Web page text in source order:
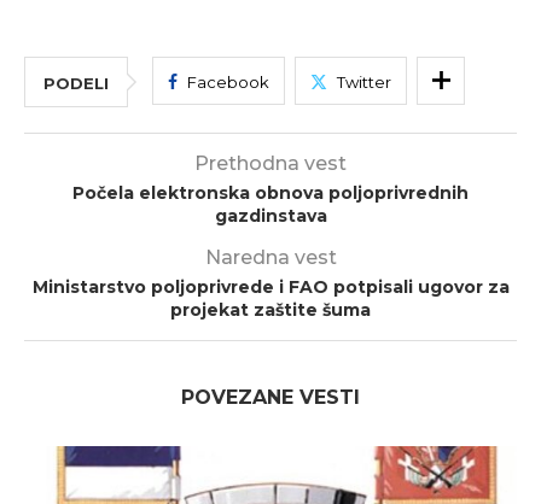
PODELI Facebook Twitter
Prethodna vest
Počela elektronska obnova poljoprivrednih
gazdinstava
Naredna vest
Ministarstvo poljoprivrede i FAO potpisali ugovor za
projekat zaštite šuma
POVEZANE VESTI